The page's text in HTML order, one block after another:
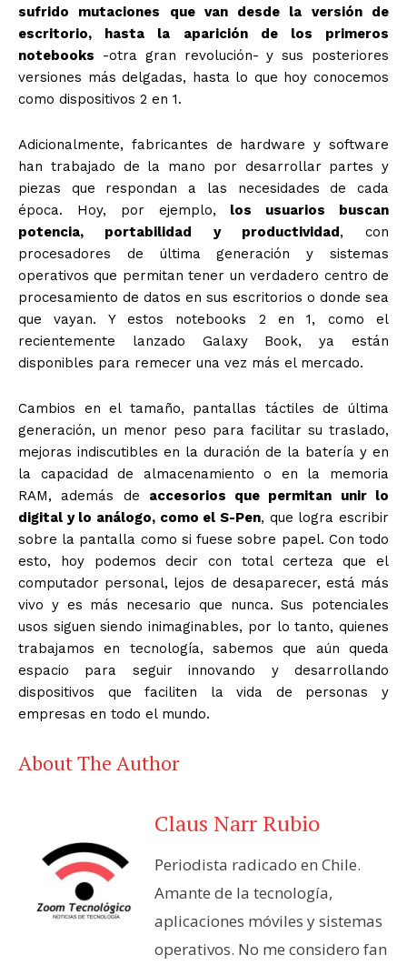
sufrido mutaciones que van desde la versión de
escritorio, hasta la aparición de los primeros
notebooks -otra gran revolución- y sus posteriores
versiones más delgadas, hasta lo que hoy conocemos
como dispositivos 2 en 1.
Adicionalmente, fabricantes de hardware y software
han trabajado de la mano por desarrollar partes y
piezas que respondan a las necesidades de cada
época. Hoy, por ejemplo, los usuarios buscan
potencia, portabilidad y productividad, con
procesadores de última generación y sistemas
operativos que permitan tener un verdadero centro de
procesamiento de datos en sus escritorios o donde sea
que vayan. Y estos notebooks 2 en 1, como el
recientemente lanzado Galaxy Book, ya están
disponibles para remecer una vez más el mercado.
Cambios en el tamaño, pantallas táctiles de última
generación, un menor peso para facilitar su traslado,
mejoras indiscutibles en la duración de la batería y en
la capacidad de almacenamiento o en la memoria
RAM, además de accesorios que permitan unir lo
digital y lo análogo, como el S-Pen, que logra escribir
sobre la pantalla como si fuese sobre papel. Con todo
esto, hoy podemos decir con total certeza que el
computador personal, lejos de desaparecer, está más
vivo y es más necesario que nunca. Sus potenciales
usos siguen siendo inimaginables, por lo tanto, quienes
trabajamos en tecnología, sabemos que aún queda
espacio para seguir innovando y desarrollando
dispositivos que faciliten la vida de personas y
empresas en todo el mundo.
About The Author
Claus Narr Rubio
Periodista radicado en Chile.
Amante de la tecnología,
aplicaciones móviles y sistemas
operativos. No me considero fan